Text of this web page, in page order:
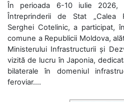
În perioada 6-10 iulie 2026,
Întreprinderii de Stat „Calea
Serghei Cotelinic, a participat,
comune a Republicii Moldova,
Ministerului Infrastructurii și
vizită de lucru în Japonia,
bilaterale în domeniul
feroviar....